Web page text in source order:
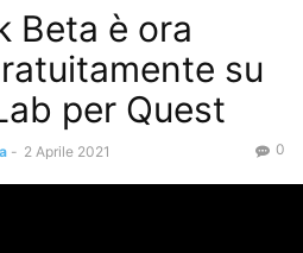
Beta è ora
su
per Quest
- 2 Aprile 2021 0